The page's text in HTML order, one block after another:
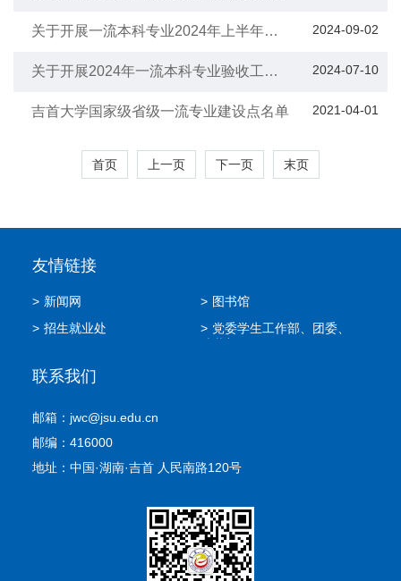
2024-09-02
关于开展一流本科专业2024年上半年建
2024-07-10
关于开展2024年一流本科专业验收工作
2021-04-01
吉首大学国家级省级一流专业建设点名单
首页 上一页 下一页 末页
友情链接
> 新闻网 > 图书馆
> 招生就业处 > 党委学生工作部、团委、
武装部
联系我们
邮箱：jwc@jsu.edu.cn
邮编：416000
地址：中国·湖南·吉首 人民南路120号